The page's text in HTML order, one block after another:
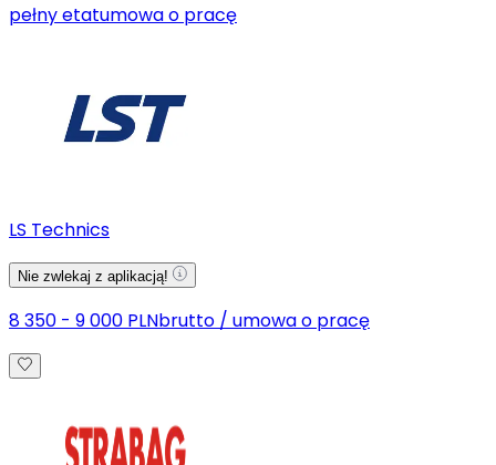
pełny etatumowa o pracę
LS Technics
Nie zwlekaj z aplikacją!
8 350 - 9 000 PLNbrutto / umowa o pracę